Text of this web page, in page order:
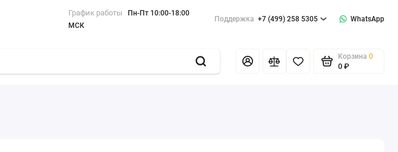
График работы
Пн-Пт 10:00-18:00
МСК
Поддержка +7 (499) 258 5305 WhatsApp
Корзина 0
0 ₽